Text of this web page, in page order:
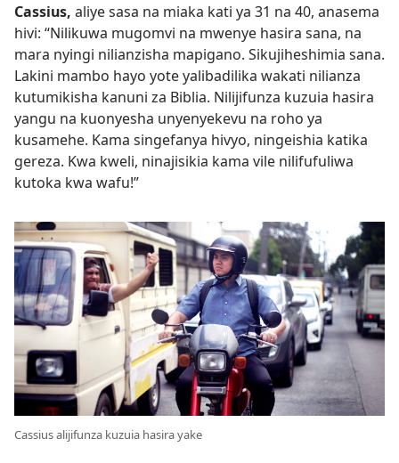
Cassius, aliye sasa na miaka kati ya 31 na 40, anasema
hivi: “Nilikuwa mugomvi na mwenye hasira sana, na
mara nyingi nilianzisha mapigano. Sikujiheshimia sana.
Lakini mambo hayo yote yalibadilika wakati nilianza
kutumikisha kanuni za Biblia. Nilijifunza kuzuia hasira
yangu na kuonyesha unyenyekevu na roho ya
kusamehe. Kama singefanya hivyo, ningeishia katika
gereza. Kwa kweli, ninajisikia kama vile nilifufuliwa
kutoka kwa wafu!”
Cassius alijifunza kuzuia hasira yake